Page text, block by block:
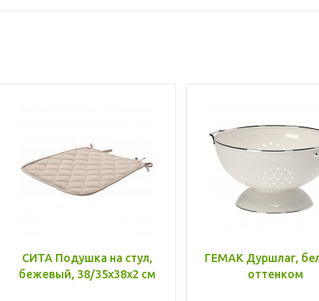
СИТА Подушка на стул,
бежевый, 38/35x38x2 см
ГЕМАК Дуршлаг,
оттенком